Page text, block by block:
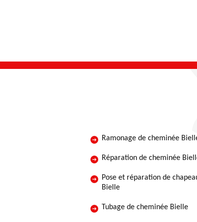
Ramonage de cheminée
Réparation de cheminée
Pose et réparation de
Bielle
Tubage de cheminée Bielle